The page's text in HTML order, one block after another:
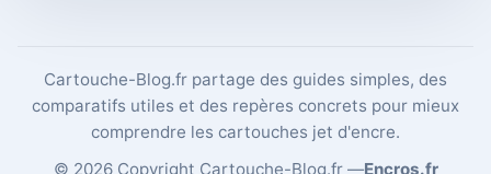
Cartouche-Blog.fr partage des guides simples, des
comparatifs utiles et des repères concrets pour mieux
comprendre les cartouches jet d'encre.
© 2026 Copyright Cartouche-Blog.fr —Encros.fr